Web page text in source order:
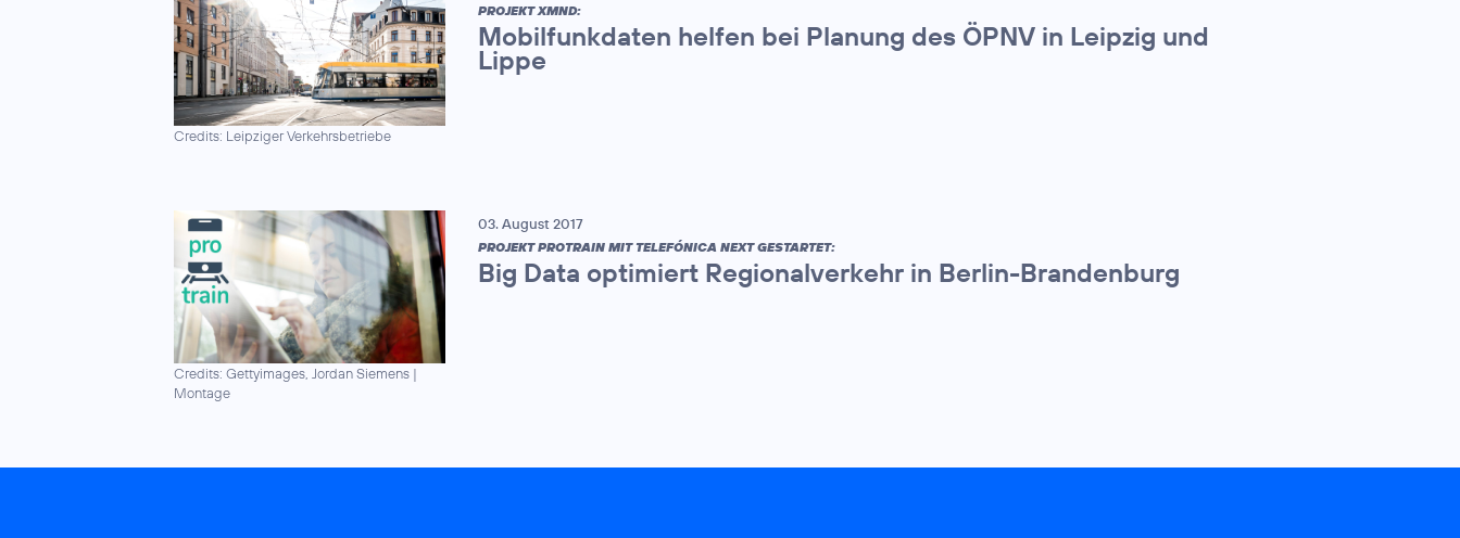
Credits: Leipziger Verkehrsbetriebe
PROJEKT XMND:
Mobilfunkdaten helfen bei Planung des ÖPNV in Leipzig und
Lippe
Credits: Gettyimages, Jordan Siemens |
Montage
03. August 2017
PROJEKT PROTRAIN MIT TELEFÓNICA NEXT GESTARTET:
Big Data optimiert Regionalverkehr in Berlin-Brandenburg